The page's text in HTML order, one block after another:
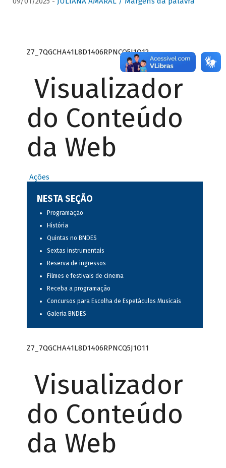
Z7_7QGCHA41L8D1406RPNCQ5J1O12
Visualizador
do Conteúdo
da Web
Ações
NESTA SEÇÃO
Programação
História
Quintas no BNDES
Sextas instrumentais
Reserva de ingressos
Filmes e festivais de cinema
Receba a programação
Concursos para Escolha de Espetáculos Musicais
Galeria BNDES
Z7_7QGCHA41L8D1406RPNCQ5J1O11
Visualizador
do Conteúdo
da Web